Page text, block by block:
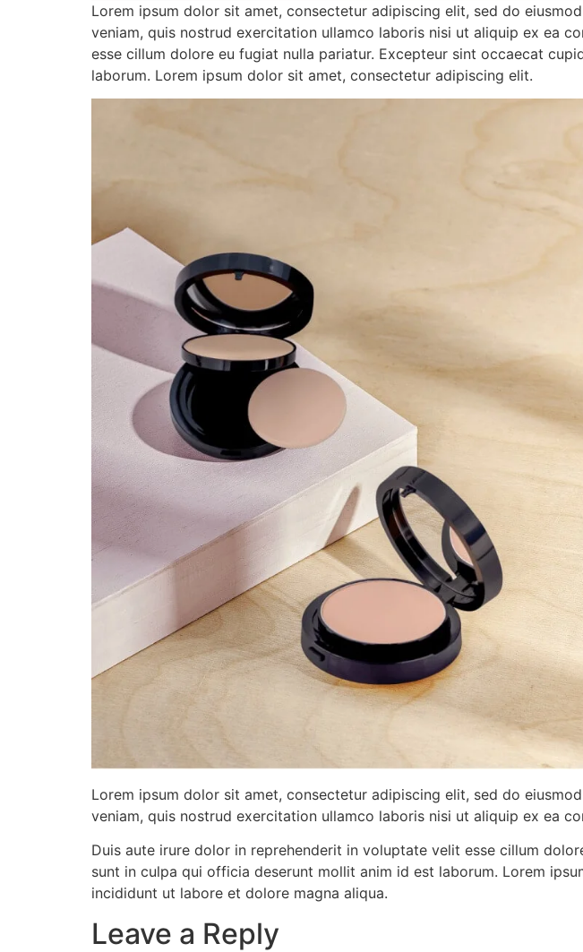
Lorem ipsum dolor sit amet, consectetur adipiscing elit, sed do
veniam, quis nostrud exercitation ullamco laboris nisi ut aliquip ex ea
esse cillum dolore eu fugiat nulla pariatur. Excepteur sint occaecat
laborum. Lorem ipsum dolor sit amet, consectetur adipiscing elit.
Lorem ipsum dolor sit amet, consectetur adipiscing elit, sed do
veniam, quis nostrud exercitation ullamco laboris nisi ut aliquip ex ea
Duis aute irure dolor in reprehenderit in voluptate velit esse cillum
sunt in culpa qui officia deserunt mollit anim id est laborum. Lorem
incididunt ut labore et dolore magna aliqua.
Leave a Reply